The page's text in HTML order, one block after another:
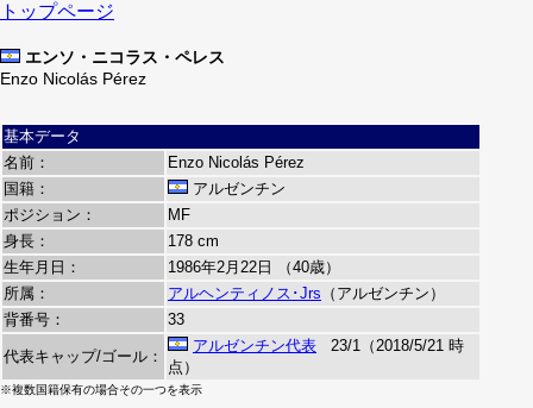
トップページ
エンソ・ニコラス・ペレス
Enzo Nicolás Pérez
基本データ
名前：
Enzo Nicolás Pérez
国籍：
アルゼンチン
ポジション：
MF
身長：
178 cm
生年月日：
1986年2月22日 （40歳）
所属：
アルヘンティノス･Jrs （アルゼンチン）
背番号：
33
代表キャップ/ゴール：
アルゼンチン代表 23/1（2018/5/21 時
点）
※複数国籍保有の場合その一つを表示